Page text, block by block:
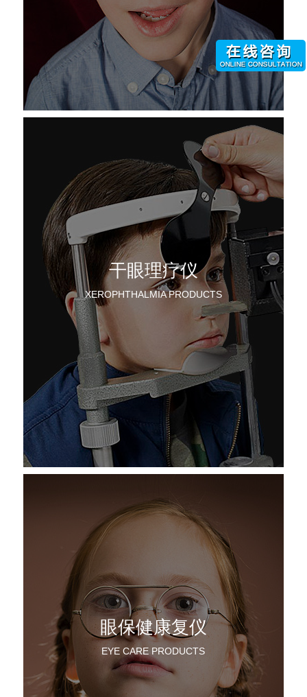
干眼理疗仪
XEROPHTHALMIA PRODUCTS
眼保健康复仪
EYE CARE PRODUCTS